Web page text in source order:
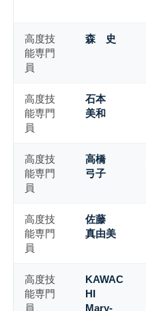
高度技
能専門
員
森 史
高度技
能専門
員
石本
美和
高度技
能専門
員
高橋
弓子
高度技
能専門
員
佐藤
真由美
高度技
能専門
員
KAWAC
HI
Mary-